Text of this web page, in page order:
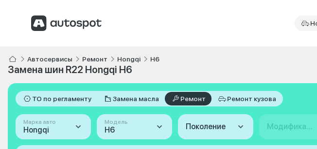
Автосервисы Ремонт Hongqi H6
Замена шин R22 Hongqi H6
ТО по регламенту Замена масла Ремонт Ремонт кузова
Марка авто
Hongqi
Модель
H6 Поколение Модификация